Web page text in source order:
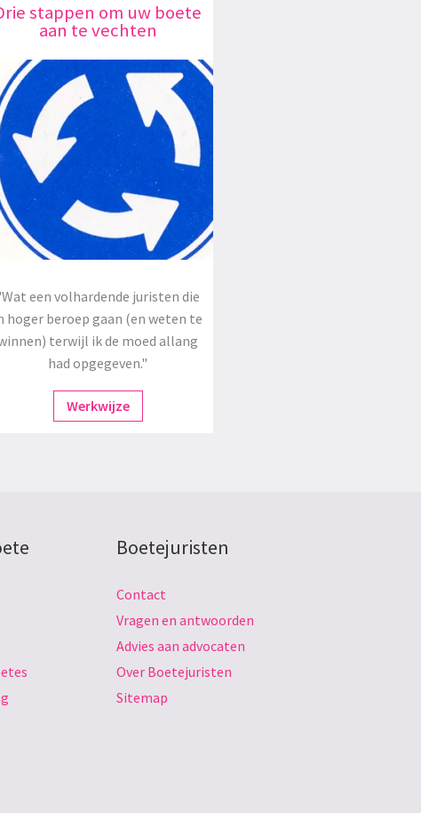
stappen om uw boete
aan te vechten
een volhardende juristen die
hoger beroep gaan (en weten te
terwijl ik de moed allang
had opgegeven."
Werkwijze
Boetejuristen
Contact
Vragen en antwoorden
Advies aan advocaten
Over Boetejuristen
Sitemap